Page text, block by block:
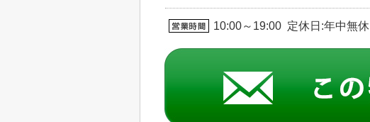
10:00～19:00 定休日:年中無休